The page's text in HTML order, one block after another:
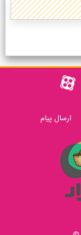
ارسال پیام